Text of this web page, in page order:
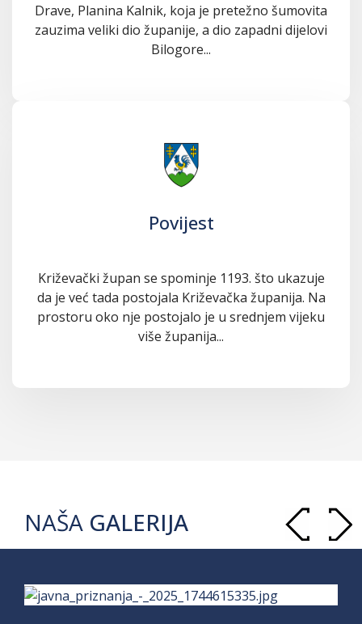
Drave, Planina Kalnik, koja je pretežno šumovita
zauzima veliki dio županije, a dio zapadni dijelovi
Bilogore...
Povijest
Križevački župan se spominje 1193. što ukazuje
da je već tada postojala Križevačka županija. Na
prostoru oko nje postojalo je u srednjem vijeku
više županija...
NAŠA GALERIJA